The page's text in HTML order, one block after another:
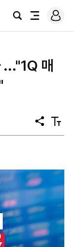
검
전
로
그
매
공
유
텍
스